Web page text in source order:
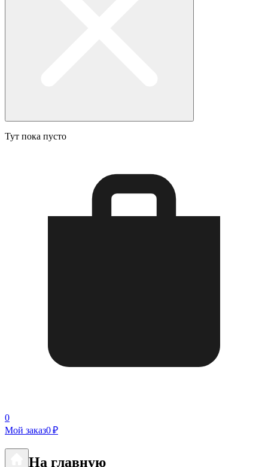
Тут пока пусто
0
Мой заказ0 ₽
На главную